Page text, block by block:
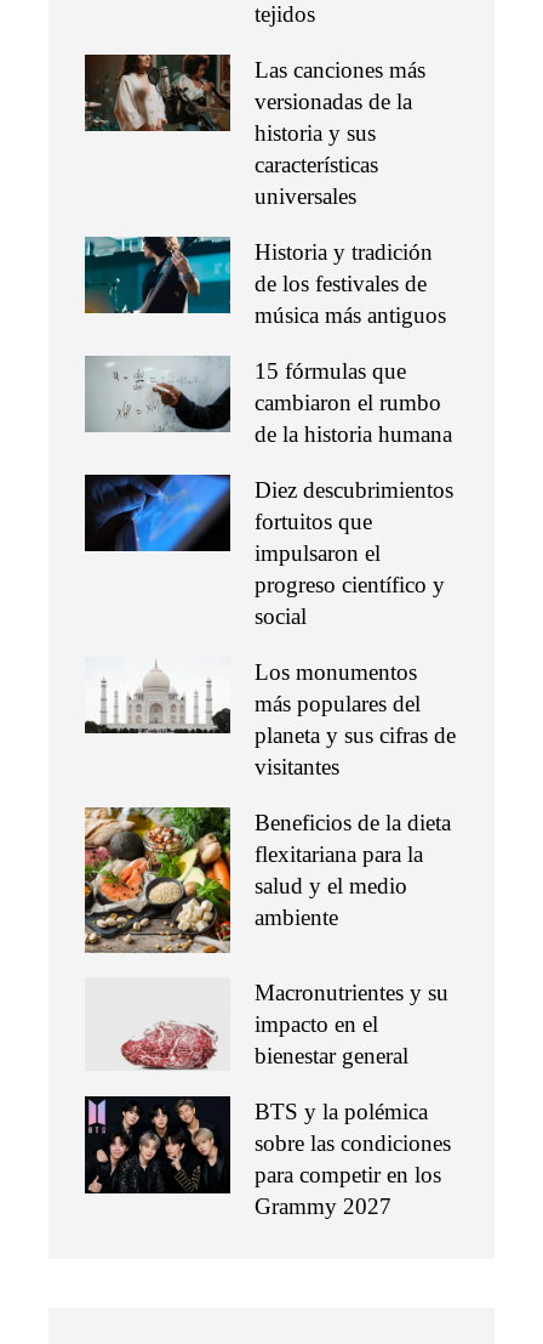
tejidos
Las canciones más
versionadas de la
historia y sus
características
universales
Historia y tradición
de los festivales de
música más antiguos
15 fórmulas que
cambiaron el rumbo
de la historia humana
Diez descubrimientos
fortuitos que
impulsaron el
progreso científico y
social
Los monumentos
más populares del
planeta y sus cifras de
visitantes
Beneficios de la dieta
flexitariana para la
salud y el medio
ambiente
Macronutrientes y su
impacto en el
bienestar general
BTS y la polémica
sobre las condiciones
para competir en los
Grammy 2027